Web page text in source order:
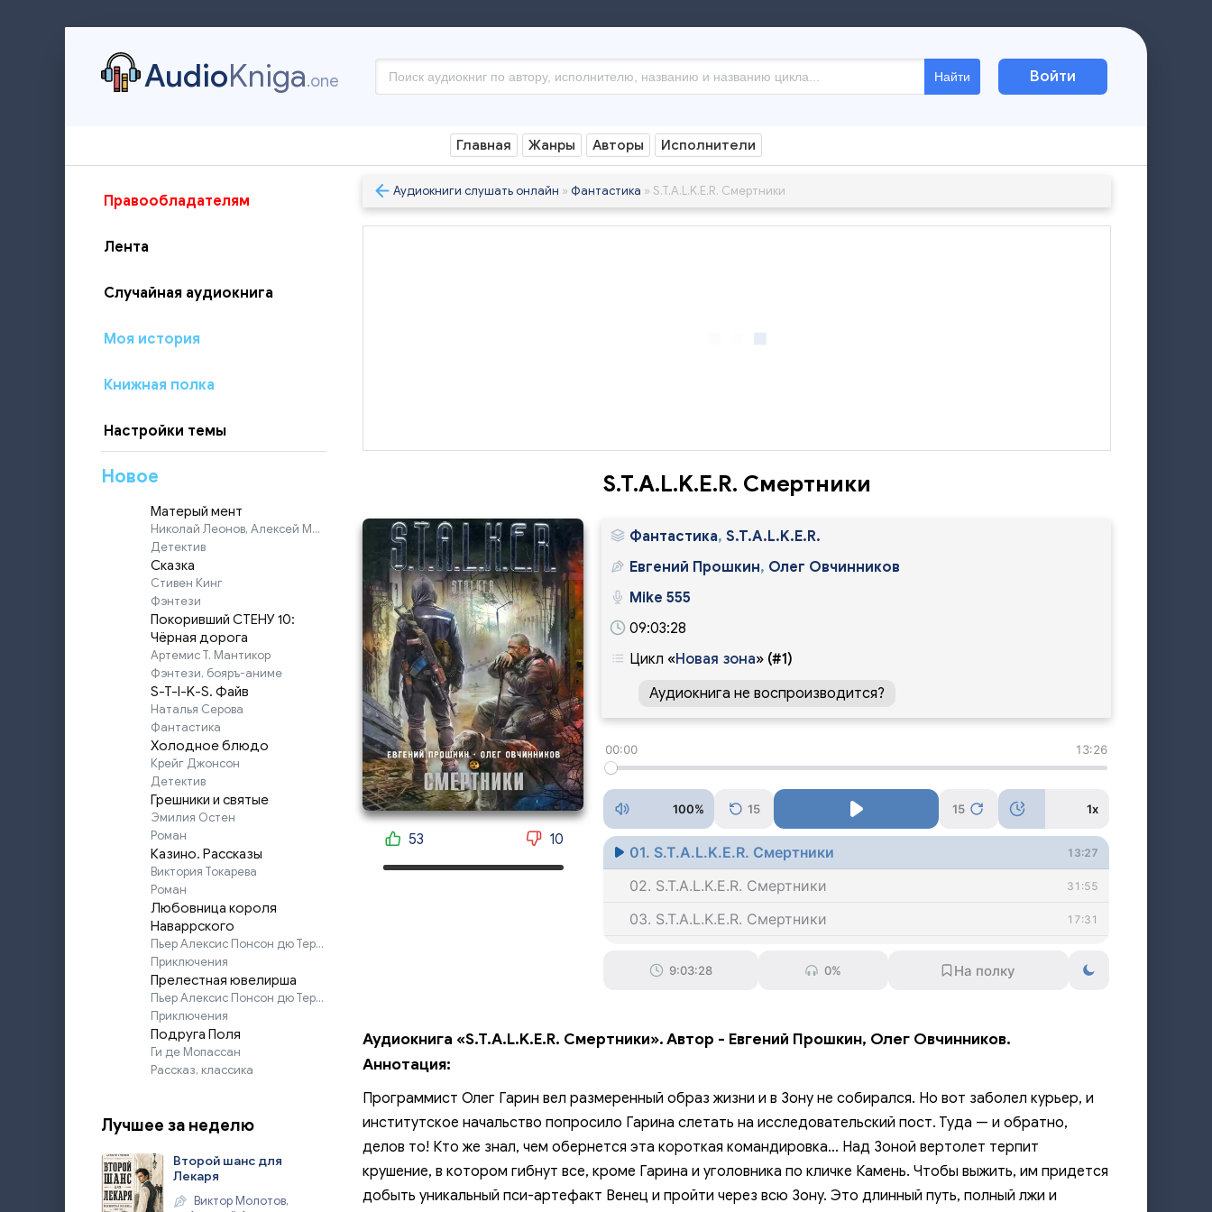
AudioKniga.one Найти Войти
Главная Жанры Авторы Исполнители
Правообладателям
Лента
Случайная аудиокнига
Моя история
Книжная полка
Настройки темы
Новое
Матерый мент
Николай Леонов, Алексей Макеев
Детектив
Сказка
Стивен Кинг
Фэнтези
Покоривший СТЕНУ 10:
Чёрная дорога
Артемис Т. Мантикор
Фэнтези, бояръ-аниме
S-T-I-K-S. Файв
Наталья Серова
Фантастика
Холодное блюдо
Крейг Джонсон
Детектив
Грешники и святые
Эмилия Остен
Роман
Казино. Рассказы
Виктория Токарева
Роман
Любовница короля
Наваррского
Пьер Алексис Понсон дю Террайль
Приключения
Прелестная ювелирша
Пьер Алексис Понсон дю Террайль
Приключения
Подруга Поля
Ги де Мопассан
Рассказ, классика
Лучшее за неделю
Второй шанс для
Лекаря
Виктор Молотов,
Аудиокниги слушать онлайн » Фантастика » S.T.A.L.K.E.R. Смертники
S.T.A.L.K.E.R. Смертники
53 10
Фантастика, S.T.A.L.K.E.R.
Евгений Прошкин, Олег Овчинников
Mike 555
09:03:28
Цикл «Новая зона» (#1)
Аудиокнига не воспроизводится?
00:00 13:26
100% 15 15 1x
01. S.T.A.L.K.E.R. Смертники 13:27
02. S.T.A.L.K.E.R. Смертники 31:55
03. S.T.A.L.K.E.R. Смертники 17:31
07. S.T.A.L.K.E.R. Смертники
09. S.T.A.L.K.E.R. Смертники
010. S.T.A.L.K.E.R. Смертники
011. S.T.A.L.K.E.R. Смертники
9:03:28 0%
Аудиокнига «S.T.A.L.K.E.R. Смертники». Автор - Евгений Прошкин, Олег Овчинников.
Аннотация:
Программист Олег Гарин вел размеренный образ жизни и в Зону не собирался. Но вот заболел курьер, и
институтское начальство попросило Гарина слетать на исследовательский пост. Туда — и обратно,
делов то! Кто же знал, чем обернется эта короткая командировка… Над Зоной вертолет терпит
крушение, в котором гибнут все, кроме Гарина и уголовника по кличке Камень. Чтобы выжить, им придется
добыть уникальный пси-артефакт Венец и пройти через всю Зону. Это длинный путь, полный лжи и